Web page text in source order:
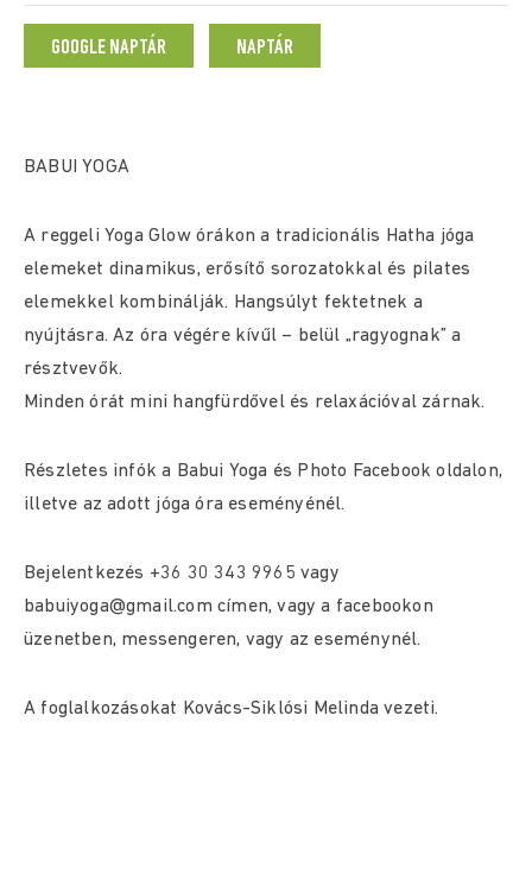
GOOGLE NAPTÁR NAPTÁR
BABUI YOGA
A reggeli Yoga Glow órákon a tradicionális Hatha jóga
elemeket dinamikus, erősítő sorozatokkal és pilates
elemekkel kombinálják. Hangsúlyt fektetnek a
nyújtásra. Az óra végére kívűl – belül „ragyognak” a
résztvevők.
Minden órát mini hangfürdővel és relaxációval zárnak.
Részletes infók a Babui Yoga és Photo Facebook oldalon,
illetve az adott jóga óra eseményénél.
Bejelentkezés +36 30 343 9965 vagy
babuiyoga@gmail.com címen, vagy a facebookon
üzenetben, messengeren, vagy az eseménynél.
A foglalkozásokat Kovács-Siklósi Melinda vezeti.